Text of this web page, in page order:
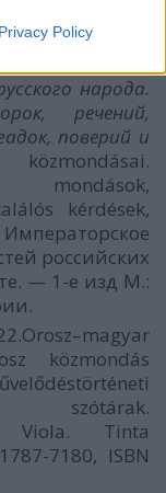
Privacy Policy
народа.
речений,
поверий и
mondások,
kérdések,
российских
— 1-е изд М.:
közmondás
szótárak.
Viola. Tinta
7180, ISBN